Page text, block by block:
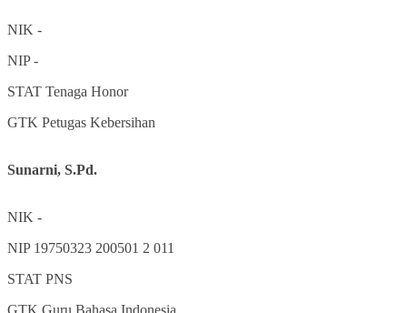
NIK -
NIP-
STAT Tenaga Honor
GTK Petugas Kebersihan
Sunarni, S.Pd.
NIK -
NIP 19750323 200501 2 011
STAT PNS
GTK Guru Bahasa Indonesia